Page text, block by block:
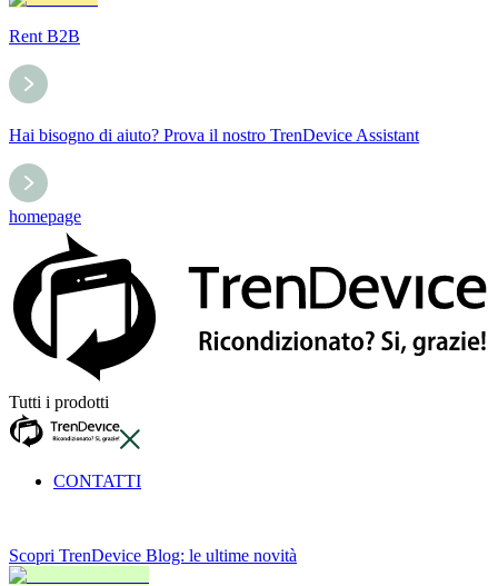
Rent B2B
Hai bisogno di aiuto? Prova il nostro TrenDevice Assistant
homepage
Tutti i prodotti
CONTATTI
Scopri TrenDevice Blog: le ultime novità